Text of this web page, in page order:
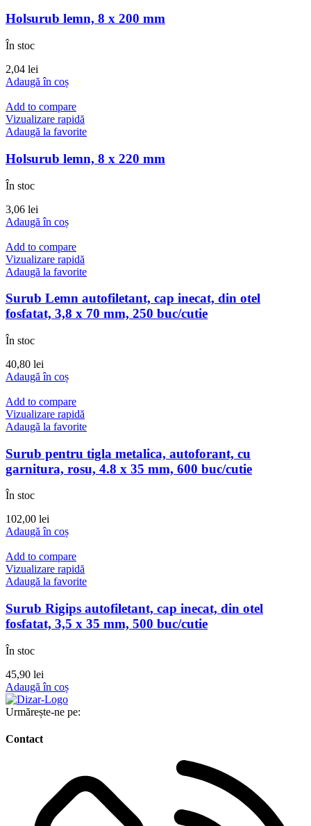
Holsurub lemn, 8 x 200 mm
În stoc
2,04 lei
Adaugă în coș
Add to compare
Vizualizare rapidă
Adaugă la favorite
Holsurub lemn, 8 x 220 mm
În stoc
3,06 lei
Adaugă în coș
Add to compare
Vizualizare rapidă
Adaugă la favorite
Surub Lemn autofiletant, cap inecat, din otel
fosfatat, 3,8 x 70 mm, 250 buc/cutie
În stoc
40,80 lei
Adaugă în coș
Add to compare
Vizualizare rapidă
Adaugă la favorite
Surub pentru tigla metalica, autoforant, cu
garnitura, rosu, 4.8 x 35 mm, 600 buc/cutie
În stoc
102,00 lei
Adaugă în coș
Add to compare
Vizualizare rapidă
Adaugă la favorite
Surub Rigips autofiletant, cap inecat, din otel
fosfatat, 3,5 x 35 mm, 500 buc/cutie
În stoc
45,90 lei
Adaugă în coș
Urmărește-ne pe:
Contact